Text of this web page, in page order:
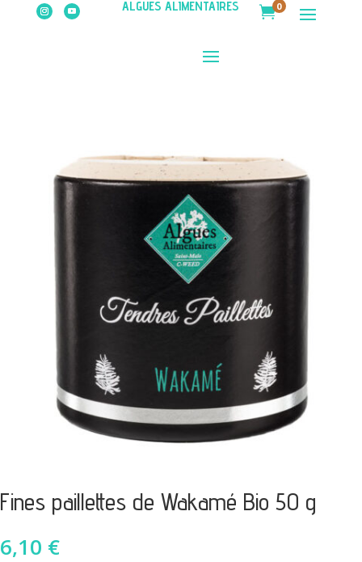
ALGUES ALIMENTAIRES 0
Fines paillettes de Wakamé Bio 50 g
6,10 €